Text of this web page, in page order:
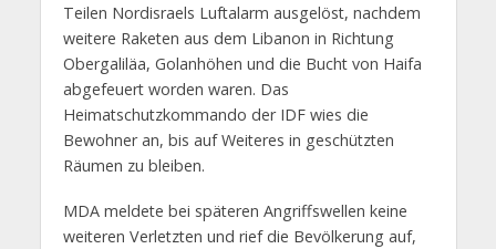
Teilen Nordisraels Luftalarm ausgelöst, nachdem
weitere Raketen aus dem Libanon in Richtung
Obergaliläa, Golanhöhen und die Bucht von Haifa
abgefeuert worden waren. Das
Heimatschutzkommando der IDF wies die
Bewohner an, bis auf Weiteres in geschützten
Räumen zu bleiben.
MDA meldete bei späteren Angriffswellen keine
weiteren Verletzten und rief die Bevölkerung auf,